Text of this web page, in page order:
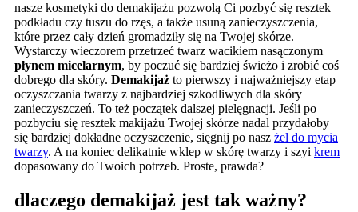
nasze kosmetyki do demakijażu pozwolą Ci pozbyć się resztek
podkładu czy tuszu do rzęs, a także usuną zanieczyszczenia,
które przez cały dzień gromadziły się na Twojej skórze.
Wystarczy wieczorem przetrzeć twarz wacikiem nasączonym
płynem micelarnym, by poczuć się bardziej świeżo i zrobić coś
dobrego dla skóry. Demakijaż to pierwszy i najważniejszy etap
oczyszczania twarzy z najbardziej szkodliwych dla skóry
zanieczyszczeń. To też początek dalszej pielęgnacji. Jeśli po
pozbyciu się resztek makijażu Twojej skórze nadal przydałoby
się bardziej dokładne oczyszczenie, sięgnij po nasz żel do mycia
twarzy. A na koniec delikatnie wklep w skórę twarzy i szyi krem
dopasowany do Twoich potrzeb. Proste, prawda?
dlaczego demakijaż jest tak ważny?